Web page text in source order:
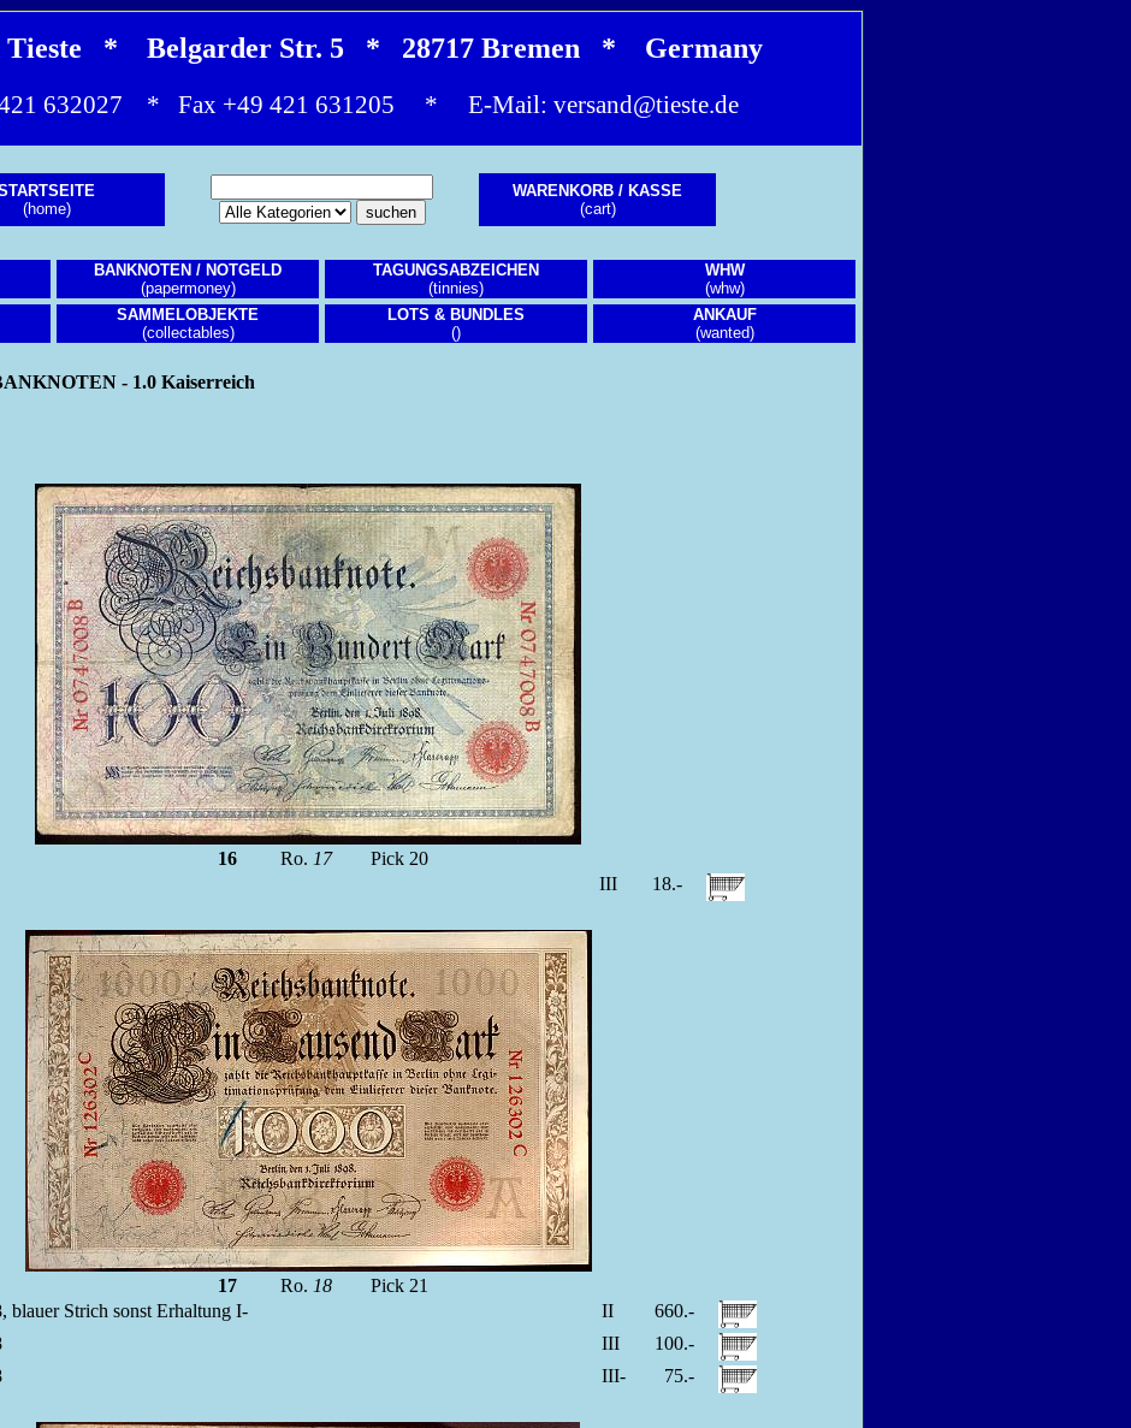
Tieste * Belgarder Str. 5 * 28717 Bremen * Germany
421 632027 * Fax +49 421 631205 * E-Mail: versand@tieste.de
(home)
WARENKORB / KASSE
(cart)
BANKNOTEN / NOTGELD
(papermoney)
TAGUNGSABZEICHEN
(tinnies)
WHW
(whw)
SAMMELOBJEKTE
(collectables)
LOTS & BUNDLES
()
ANKAUF
(wanted)
- 1.0 Kaiserreich
16Ro. 17Pick 20
III 18.-
17Ro. 18Pick 21
blauer Strich sonst Erhaltung I- II
660.-
III
100.-
III- 75.-